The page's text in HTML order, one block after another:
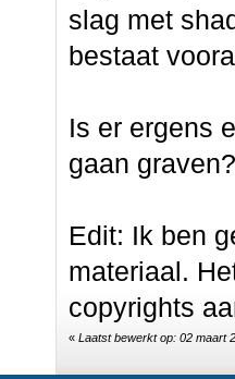
slag met
bestaat
Is er ergens
gaan
Edit: Ik ben
materiaal.
copyrights
«Laatst bewerkt op: 02 maart